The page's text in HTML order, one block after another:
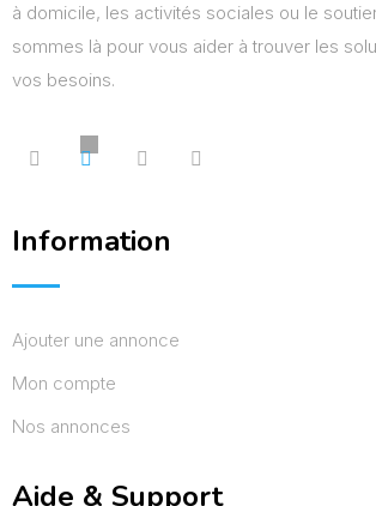
à domicile, les activités sociales ou le
sommes là pour vous aider à trouver les
vos besoins.
Information
Ajouter une annonce
Mon compte
Nos annonces
Aide & Support